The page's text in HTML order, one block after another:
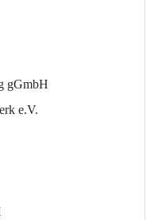
gGmbH
e.V.